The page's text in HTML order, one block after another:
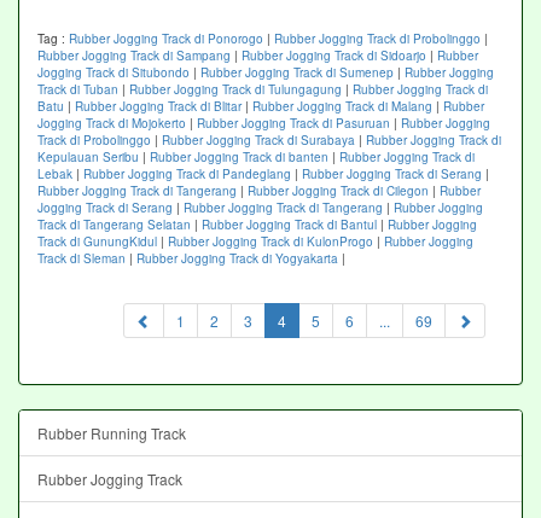
Tag : Rubber Jogging Track di Ponorogo | Rubber Jogging Track di Probolinggo |
Rubber Jogging Track di Sampang | Rubber Jogging Track di Sidoarjo | Rubber
Jogging Track di Situbondo | Rubber Jogging Track di Sumenep | Rubber Jogging
Track di Tuban | Rubber Jogging Track di Tulungagung | Rubber Jogging Track di
Batu | Rubber Jogging Track di Blitar| Rubber Jogging Track di Malang | Rubber
Jogging Track di Mojokerto | Rubber Jogging Track di Pasuruan | Rubber Jogging
Track di Probolinggo | Rubber Jogging Track di Surabaya | Rubber Jogging Track di
Kepulauan Seribu | Rubber Jogging Track di banten | Rubber Jogging Track di
Lebak | Rubber Jogging Track di Pandeglang | Rubber Jogging Track di Serang |
Rubber Jogging Track di Tangerang | Rubber Jogging Track di Cilegon | Rubber
Jogging Track di Serang | Rubber Jogging Track di Tangerang | Rubber Jogging
Track di Tangerang Selatan | Rubber Jogging Track di Bantul | Rubber Jogging
Track di GunungKidul | Rubber Jogging Track di KulonProgo | Rubber Jogging
Track di Sleman | Rubber Jogging Track di Yogyakarta |
1 2 3 4(current)
5 6 ... 69
Rubber Running Track
Rubber Jogging Track